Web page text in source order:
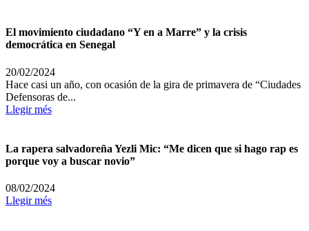
El movimiento ciudadano “Y en a Marre” y la crisis
democrática en Senegal
20/02/2024
Hace casi un año, con ocasión de la gira de primavera de “Ciudades
Defensoras de...
Llegir més
La rapera salvadoreña Yezli Mic: “Me dicen que si hago rap es
porque voy a buscar novio”
08/02/2024
Llegir més